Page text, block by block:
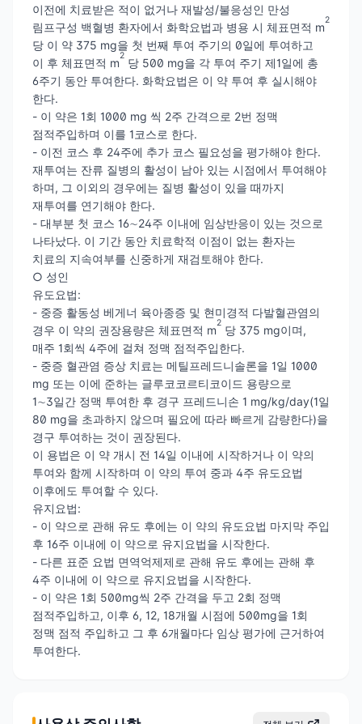
이전에 치료받은 적이 없거나 재발성/불응성인 만성
림프구성 백혈병 환자에서 화학요법과 병용 시 체표면적 m
2
당 이 약 375 mg을 첫 번째 투여 주기의 0일에 투여하고
이 후 체표면적 m
2
당 500 mg을 각 투여 주기 제1일에 총
6주기 동안 투여한다. 화학요법은 이 약 투여 후 실시해야
한다.
- 이 약은 1회 1000 mg 씩 2주 간격으로 2번 정맥
점적주입하며 이를 1코스로 한다.
- 이전 코스 후 24주에 추가 코스 필요성을 평가해야 한다.
재투여는 잔류 질병의 활성이 남아 있는 시점에서 투여해야
하며, 그 이외의 경우에는 질병 활성이 있을 때까지
재투여를 연기해야 한다.
- 대부분 첫 코스 16∼24주 이내에 임상반응이 있는 것으로
나타났다. 이 기간 동안 치료학적 이점이 없는 환자는
치료의 지속여부를 신중하게 재검토해야 한다.
○ 성인
유도요법:
- 중증 활동성 베게너 육아종증 및 현미경적 다발혈관염의
경우 이 약의 권장용량은 체표면적 m
2
당 375 mg이며,
매주 1회씩 4주에 걸쳐 정맥 점적주입한다.
- 중증 혈관염 증상 치료는 메틸프레드니솔론을 1일 1000
mg 또는 이에 준하는 글루코코르티코이드 용량으로
1∼3일간 정맥 투여한 후 경구 프레드니손 1 mg/kg/day(1일
80 mg을 초과하지 않으며 필요에 따라 빠르게 감량한다)을
경구 투여하는 것이 권장된다.
이 용법은 이 약 개시 전 14일 이내에 시작하거나 이 약의
투여와 함께 시작하며 이 약의 투여 중과 4주 유도요법
이후에도 투여할 수 있다.
유지요법:
- 이 약으로 관해 유도 후에는 이 약의 유도요법 마지막 주입
후 16주 이내에 이 약으로 유지요법을 시작한다.
- 다른 표준 요법 면역억제제로 관해 유도 후에는 관해 후
4주 이내에 이 약으로 유지요법을 시작한다.
- 이 약은 1회 500mg씩 2주 간격을 두고 2회 정맥
점적주입하고, 이후 6, 12, 18개월 시점에 500mg을 1회
정맥 점적 주입하고 그 후 6개월마다 임상 평가에 근거하여
투여한다.